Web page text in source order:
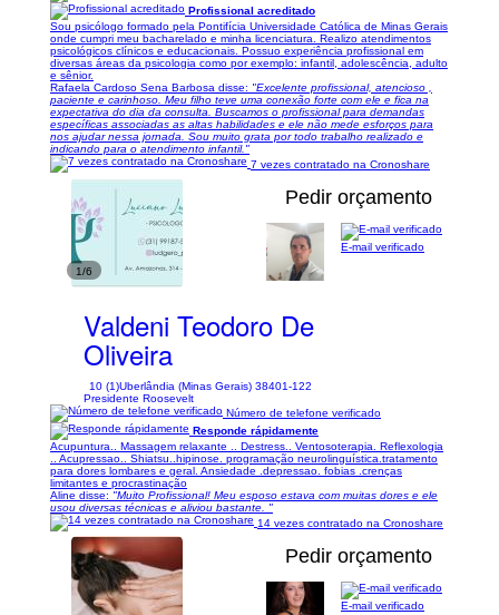
Profissional acreditado
Sou psicólogo formado pela Pontifícia Universidade Católica de Minas Gerais
onde cumpri meu bacharelado e minha licenciatura. Realizo atendimentos
psicológicos clínicos e educacionais. Possuo experiência profissional em
diversas áreas da psicologia como por exemplo: infantil, adolescência, adulto
e sênior.
Rafaela Cardoso Sena Barbosa disse: "Excelente profissional, atencioso ,
paciente e carinhoso. Meu filho teve uma conexão forte com ele e fica na
expectativa do dia da consulta. Buscamos o profissional para demandas
específicas associadas as altas habilidades e ele não mede esforços para
nos ajudar nessa jornada. Sou muito grata por todo trabalho realizado e
indicando para o atendimento infantil."
7 vezes contratado na Cronoshare
1/6
Pedir orçamento
Valdeni Teodoro De
Oliveira
10 (1)Uberlândia (Minas Gerais) 38401-122
Presidente Roosevelt
E-mail verificado
Número de telefone verificado
Responde rápidamente
Acupuntura.. Massagem relaxante .. Destress.. Ventosoterapia. Reflexologia
.. Acupressao.. Shiatsu..hipinose. programação neurolinguística.tratamento
para dores lombares e geral. Ansiedade .depressao. fobias .crenças
limitantes e procrastinação
Aline disse: "Muito Profissional! Meu esposo estava com muitas dores e ele
usou diversas técnicas e aliviou bastante. "
14 vezes contratado na Cronoshare
Pedir orçamento
E-mail verificado